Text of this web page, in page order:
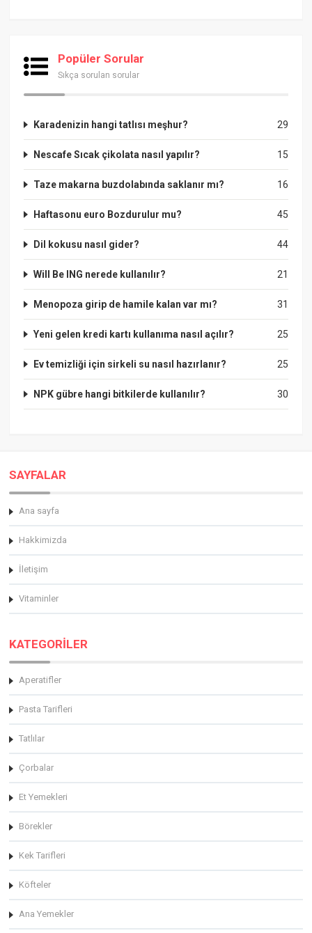
Popüler Sorular
Sıkça sorulan sorular
29
Karadenizin hangi tatlısı meşhur?
15
Nescafe Sıcak çikolata nasıl yapılır?
16
Taze makarna buzdolabında saklanır mı?
45
Haftasonu euro Bozdurulur mu?
44
Dil kokusu nasıl gider?
21
Will Be ING nerede kullanılır?
31
Menopoza girip de hamile kalan var mı?
25
Yeni gelen kredi kartı kullanıma nasıl açılır?
25
Ev temizliği için sirkeli su nasıl hazırlanır?
30
NPK gübre hangi bitkilerde kullanılır?
SAYFALAR
Ana sayfa
Hakkimizda
İletişim
Vitaminler
KATEGORİLER
Aperatifler
Pasta Tarifleri
Tatlılar
Çorbalar
Et Yemekleri
Börekler
Kek Tarifleri
Köfteler
Ana Yemekler